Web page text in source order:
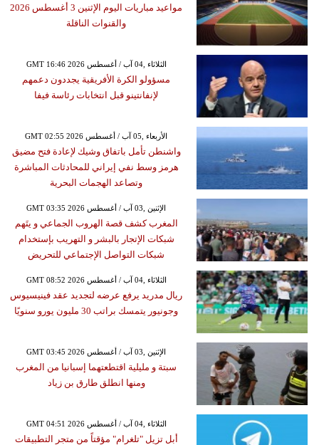
مواعيد مباريات اليوم الإثنين 3 أغسطس 2026
والقنوات الناقلة
GMT 16:46 2026 الثلاثاء ,04 آب / أغسطس
مسؤولو الكرة الأفريقية يجددون دعمهم
لإنفانتينو قبل انتخابات رئاسة فيفا
GMT 02:55 2026 الأربعاء ,05 آب / أغسطس
واشنطن تأمل باتفاق وشيك لإعادة فتح مضيق
هرمز وسط نفي إيراني للمحادثات المباشرة
وتصاعد الهجمات البحرية
GMT 03:35 2026 الإثنين ,03 آب / أغسطس
المغرب كشف قصة الهروب الجماعي و يتَهم
شبكات الإتجار بالبشر و التهريب بإستخدام
شبكات التواصل الإجتماعي للتحريض
GMT 08:52 2026 الثلاثاء ,04 آب / أغسطس
ريال مدريد يرفع عرضه لتجديد عقد فينيسيوس
وجونيور يتمسك براتب 30 مليون يورو سنويًا
GMT 03:45 2026 الإثنين ,03 آب / أغسطس
سبتة و مليلية اقتطعتهما إسبانيا من المغرب
ومنها انطلق طارق بن زياد
GMT 04:51 2026 الثلاثاء ,04 آب / أغسطس
أبل تزيل "تلغرام" مؤقتاً من متجر التطبيقات